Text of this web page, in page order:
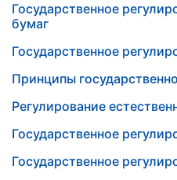
Государственное
бумаг
Государственное
Принципы
Регулирование
Государственное
Государственное